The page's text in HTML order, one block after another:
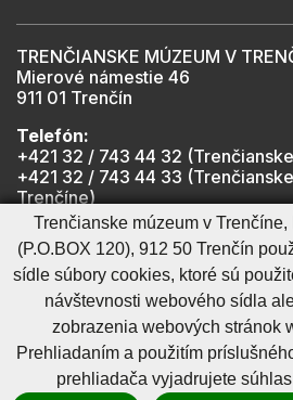
TRENČIANSKE MÚZEUM V
Mierové námestie 46
911 01 Trenčín
Telefón:
+421 32 / 743 44 32
+421 32 / 743 44 33
Trenčíne)
+421 901 918 825 (Trenčiansky
počas otváracích hodín hradu)
Mapa stránkyRSSCookies nastavenie
Cookies - viac informáciíVyhlásenie o
Technický prevádzkovateľSprávca obsahu
Trenčianske múzeum v
(P.O.BOX 120), 912 50 Trenčín
sídle súbory cookies, ktoré sú
návštevnosti webového sídla
zobrazenia webových stránok
Prehliadaním a použitím
prehliadača vyjadrujete